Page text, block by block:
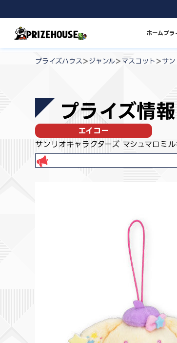
ン
プ
ホームプラ
プライズハウス > ジャンル > マスコット > サ
プライズ情報
エイコー
サンリオキャラクターズ マシュマロミ